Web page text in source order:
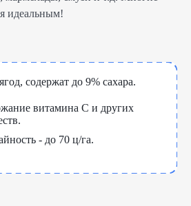
идеальным!
содержат до 9% сахара.
витамина С и других
- до 70 ц/га.